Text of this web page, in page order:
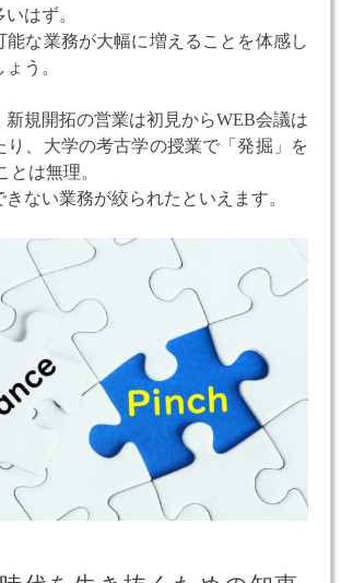
はず。
能な業務が大幅に増えることを体感し
う。
新規開拓の営業は初見からWEB会議は
り、大学の考古学の授業で「発掘」を
とは無理。
きない業務が絞られたといえます。